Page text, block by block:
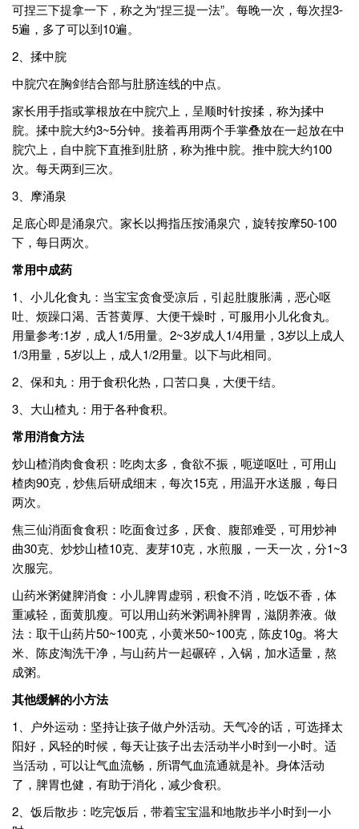
可捏三下提拿一下，称之为“捏三提一法”。每晚一次，每次捏3-
5遍，多了可以到10遍。
2、揉中脘
中脘穴在胸剑结合部与肚脐连线的中点。
家长用手指或掌根放在中脘穴上，呈顺时针按揉，称为揉中
脘。揉中脘大约3~5分钟。接着再用两个手掌叠放在一起放在中
脘穴上，自中脘下直推到肚脐，称为推中脘。推中脘大约100
次。每天两到三次。
3、摩涌泉
足底心即是涌泉穴。家长以拇指压按涌泉穴，旋转按摩50-100
下，每日两次。
常用中成药
1、小儿化食丸：当宝宝贪食受凉后，引起肚腹胀满，恶心呕
吐、烦躁口渴、舌苔黄厚、大便干燥时，可服用小儿化食丸。
用量参考:1岁，成人1/5用量。2~3岁成人1/4用量，3岁以上成人
1/3用量，5岁以上，成人1/2用量。以下与此相同。
2、保和丸：用于食积化热，口苦口臭，大便干结。
3、大山楂丸：用于各种食积。
常用消食方法
炒山楂消肉食食积：吃肉太多，食欲不振，呃逆呕吐，可用山
楂肉90克，炒焦后研成细末，每次15克，用温开水送服，每日
两次。
焦三仙消面食食积：吃面食过多，厌食、腹部难受，可用炒神
曲30克、炒炒山楂10克、麦芽10克，水煎服，一天一次，分1~3
次服完。
山药米粥健脾消食：小儿脾胃虚弱，积食不消，吃饭不香，体
重减轻，面黄肌瘦。可以用山药米粥调补脾胃，滋阴养液。做
法：取干山药片50~100克，小黄米50~100克，陈皮10g。将大
米、陈皮淘洗干净，与山药片一起碾碎，入锅，加水适量，熬
成粥。
其他缓解的小方法
1、户外运动：坚持让孩子做户外活动。天气冷的话，可选择太
阳好，风轻的时候，每天让孩子出去活动半小时到一小时。适
当活动，可以让气血流畅，所谓气血流通就是补。身体活动
了，脾胃也健，有助于消化，减少食积。
2、饭后散步：吃完饭后，带着宝宝温和地散步半小时到一小